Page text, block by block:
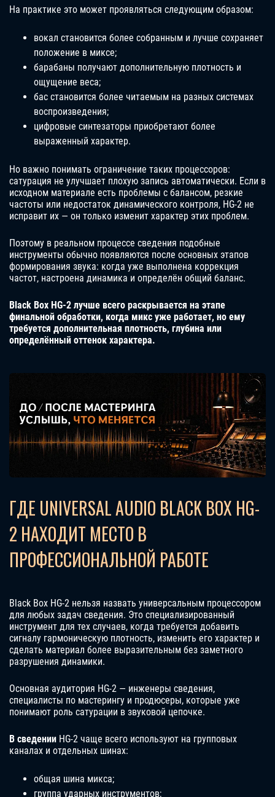
На практике это может проявляться следующим образом:
вокал становится более собранным и лучше сохраняет
положение в миксе;
барабаны получают дополнительную плотность и
ощущение веса;
бас становится более читаемым на разных системах
воспроизведения;
цифровые синтезаторы приобретают более
выраженный характер.
Но важно понимать ограничение таких процессоров:
сатурация не улучшает плохую запись автоматически. Если в
исходном материале есть проблемы с балансом, резкие
частоты или недостаток динамического контроля, HG-2 не
исправит их — он только изменит характер этих проблем.
Поэтому в реальном процессе сведения подобные
инструменты обычно появляются после основных этапов
формирования звука: когда уже выполнена коррекция
частот, настроена динамика и определён общий баланс.
Black Box HG-2 лучше всего раскрывается на этапе
финальной обработки, когда микс уже работает, но ему
требуется дополнительная плотность, глубина или
определённый оттенок характера.
ГДЕ UNIVERSAL AUDIO BLACK BOX HG-
2 НАХОДИТ МЕСТО В
ПРОФЕССИОНАЛЬНОЙ РАБОТЕ
Black Box HG-2 нельзя назвать универсальным процессором
для любых задач сведения. Это специализированный
инструмент для тех случаев, когда требуется добавить
сигналу гармоническую плотность, изменить его характер и
сделать материал более выразительным без заметного
разрушения динамики.
Основная аудитория HG-2 — инженеры сведения,
специалисты по мастерингу и продюсеры, которые уже
понимают роль сатурации в звуковой цепочке.
В сведении HG-2 чаще всего используют на групповых
каналах и отдельных шинах:
общая шина микса;
группа ударных инструментов;